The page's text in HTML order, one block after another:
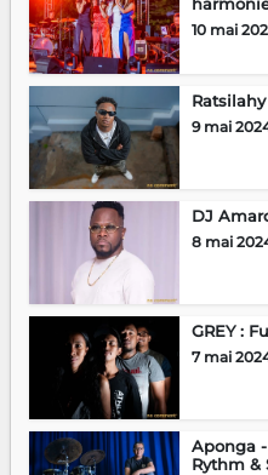
10 mai
9 mai
DJ
8 mai
GREY :
7 mai
Aponga
Rythm &